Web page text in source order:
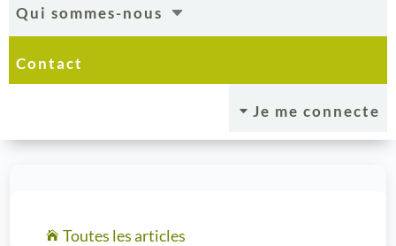
C
Qui sommes-nous
Contact
C Je me connecte
 Toutes les articles